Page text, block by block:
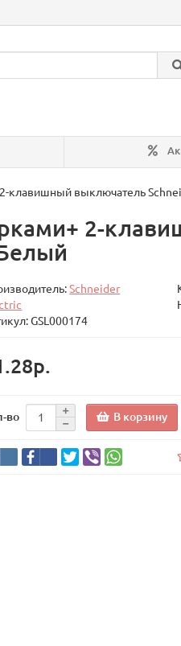
клавишный выключатель
2-
Schneider
GSL000174
во В корзину